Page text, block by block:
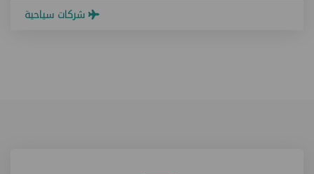
شركات سياحية